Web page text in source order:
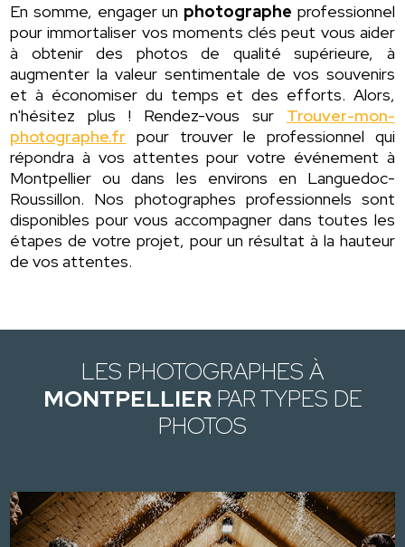
En somme, engager un photographe professionnel
pour immortaliser vos moments clés peut vous aider
à obtenir des photos de qualité supérieure, à
augmenter la valeur sentimentale de vos souvenirs
et à économiser du temps et des efforts. Alors,
n'hésitez plus ! Rendez-vous sur Trouver-mon-
photographe.fr pour trouver le professionnel qui
répondra à vos attentes pour votre événement à
Montpellier ou dans les environs en Languedoc-
Roussillon. Nos photographes professionnels sont
disponibles pour vous accompagner dans toutes les
étapes de votre projet, pour un résultat à la hauteur
de vos attentes.
LES PHOTOGRAPHES À
MONTPELLIERPAR TYPES DE
PHOTOS